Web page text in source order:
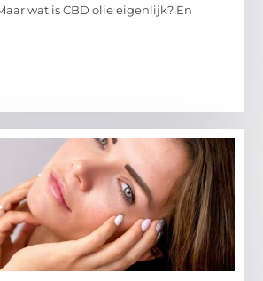
wat is CBD olie eigenlijk? En